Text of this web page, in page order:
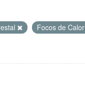
Focos de Calor